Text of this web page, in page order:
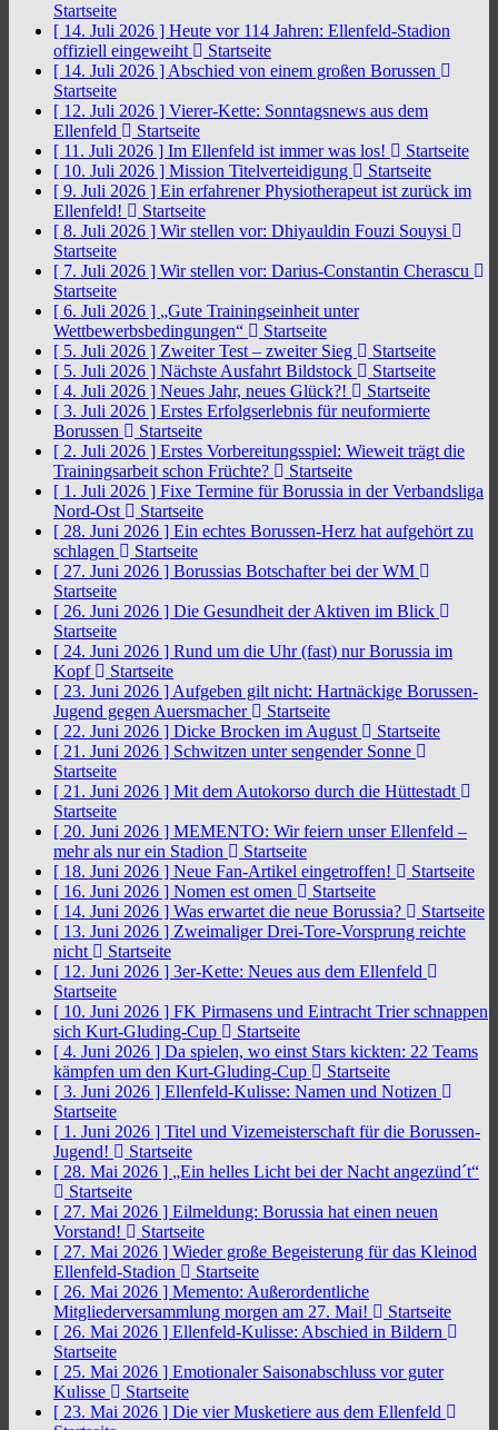
Startseite
[ 14. Juli 2026 ] Heute vor 114 Jahren: Ellenfeld-Stadion
offiziell eingeweiht
Startseite
[ 14. Juli 2026 ] Abschied von einem großen Borussen
Startseite
[ 12. Juli 2026 ] Vierer-Kette: Sonntagsnews aus dem
Ellenfeld
Startseite
[ 11. Juli 2026 ] Im Ellenfeld ist immer was los!
Startseite
[ 10. Juli 2026 ] Mission Titelverteidigung
Startseite
[ 9. Juli 2026 ] Ein erfahrener Physiotherapeut ist zurück im
Ellenfeld!
Startseite
[ 8. Juli 2026 ] Wir stellen vor: Dhiyauldin Fouzi Souysi
Startseite
[ 7. Juli 2026 ] Wir stellen vor: Darius-Constantin Cherascu
Startseite
[ 6. Juli 2026 ] „Gute Trainingseinheit unter
Wettbewerbsbedingungen“
Startseite
[ 5. Juli 2026 ] Zweiter Test – zweiter Sieg
Startseite
[ 5. Juli 2026 ] Nächste Ausfahrt Bildstock
Startseite
[ 4. Juli 2026 ] Neues Jahr, neues Glück?!
Startseite
[ 3. Juli 2026 ] Erstes Erfolgserlebnis für neuformierte
Borussen
Startseite
[ 2. Juli 2026 ] Erstes Vorbereitungsspiel: Wieweit trägt die
Trainingsarbeit schon Früchte?
Startseite
[ 1. Juli 2026 ] Fixe Termine für Borussia in der Verbandsliga
Nord-Ost
Startseite
[ 28. Juni 2026 ] Ein echtes Borussen-Herz hat aufgehört zu
schlagen
Startseite
[ 27. Juni 2026 ] Borussias Botschafter bei der WM
Startseite
[ 26. Juni 2026 ] Die Gesundheit der Aktiven im Blick
Startseite
[ 24. Juni 2026 ] Rund um die Uhr (fast) nur Borussia im
Kopf
Startseite
[ 23. Juni 2026 ] Aufgeben gilt nicht: Hartnäckige Borussen-
Jugend gegen Auersmacher
Startseite
[ 22. Juni 2026 ] Dicke Brocken im August
Startseite
[ 21. Juni 2026 ] Schwitzen unter sengender Sonne
Startseite
[ 21. Juni 2026 ] Mit dem Autokorso durch die Hüttestadt
Startseite
[ 20. Juni 2026 ] MEMENTO: Wir feiern unser Ellenfeld –
mehr als nur ein Stadion
Startseite
[ 18. Juni 2026 ] Neue Fan-Artikel eingetroffen!
Startseite
[ 16. Juni 2026 ] Nomen est omen
Startseite
[ 14. Juni 2026 ] Was erwartet die neue Borussia?
Startseite
[ 13. Juni 2026 ] Zweimaliger Drei-Tore-Vorsprung reichte
nicht
Startseite
[ 12. Juni 2026 ] 3er-Kette: Neues aus dem Ellenfeld
Startseite
[ 10. Juni 2026 ] FK Pirmasens und Eintracht Trier schnappen
sich Kurt-Gluding-Cup
Startseite
[ 4. Juni 2026 ] Da spielen, wo einst Stars kickten: 22 Teams
kämpfen um den Kurt-Gluding-Cup
Startseite
[ 3. Juni 2026 ] Ellenfeld-Kulisse: Namen und Notizen
Startseite
[ 1. Juni 2026 ] Titel und Vizemeisterschaft für die Borussen-
Jugend!
Startseite
[ 28. Mai 2026 ] „Ein helles Licht bei der Nacht angezünd´t“
Startseite
[ 27. Mai 2026 ] Eilmeldung: Borussia hat einen neuen
Vorstand!
Startseite
[ 27. Mai 2026 ] Wieder große Begeisterung für das Kleinod
Ellenfeld-Stadion
Startseite
[ 26. Mai 2026 ] Memento: Außerordentliche
Mitgliederversammlung morgen am 27. Mai!
Startseite
[ 26. Mai 2026 ] Ellenfeld-Kulisse: Abschied in Bildern
Startseite
[ 25. Mai 2026 ] Emotionaler Saisonabschluss vor guter
Kulisse
Startseite
[ 23. Mai 2026 ] Die vier Musketiere aus dem Ellenfeld